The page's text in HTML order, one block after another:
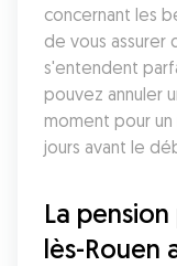
concernant les
de vous assurer
s'entendent
pouvez annuler
moment pour
jours avant le
La
lès-Rouen